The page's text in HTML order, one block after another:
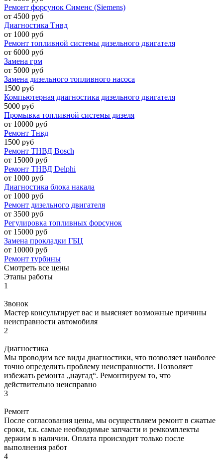
Ремонт форсунок Сименс (Siemens)
от 4500 руб
Диагностика Тнвд
от 1000 руб
Ремонт топливной системы дизельного двигателя
от 6000 руб
Замена грм
от 5000 руб
Замена дизельного топливного насоса
1500 руб
Компьютерная диагностика дизельного двигателя
5000 руб
Промывка топливной системы дизеля
от 10000 руб
Ремонт Тнвд
1500 руб
Ремонт ТНВД Bosch
от 15000 руб
Ремонт ТНВД Delphi
от 1000 руб
Диагностика блока накала
от 1000 руб
Ремонт дизельного двигателя
от 3500 руб
Регулировка топливных форсунок
от 15000 руб
Замена прокладки ГБЦ
от 10000 руб
Ремонт турбины
Смотреть все цены
Этапы работы
1
Звонок
Мастер консультирует вас и выясняет возможные причины
неисправности автомобиля
2
Диагностика
Мы проводим все виды диагностики, что позволяет наиболее
точно определить проблему неисправности. Позволяет
избежать ремонта „наугад“. Ремонтируем то, что
действительно неисправно
3
Ремонт
После согласования цены, мы осуществляем ремонт в сжатые
сроки, т.к. самые необходимые запчасти и ремкомплекты
держим в наличии. Оплата происходит только после
выполнения работ
4